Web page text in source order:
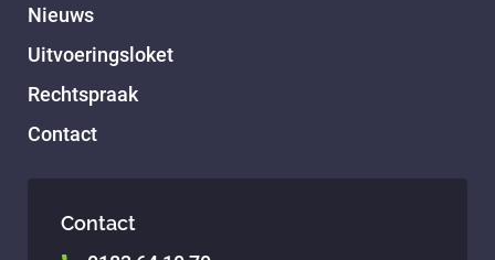
Nieuws
Uitvoeringsloket
Rechtspraak
Contact
Contact